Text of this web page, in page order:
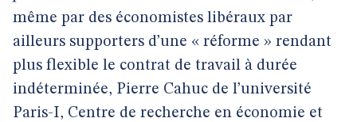
même par des économistes libéraux par
ailleurs supporters d’une « réforme » rendant
plus flexible le contrat de travail à durée
indéterminée, Pierre Cahuc de l’université
Paris-I, Centre de recherche en économie et